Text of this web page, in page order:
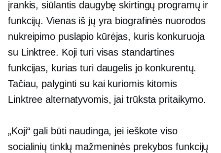
įrankis, siūlantis daugybę skirtingų programų ir
funkcijų. Vienas iš jų yra biografinės nuorodos
nukreipimo puslapio kūrėjas, kuris konkuruoja
su Linktree. Koji turi visas standartines
funkcijas, kurias turi daugelis jo konkurentų.
Tačiau, palyginti su kai kuriomis kitomis
Linktree alternatyvomis, jai trūksta pritaikymo.
„Koji“ gali būti naudinga, jei ieškote viso
socialinių tinklų mažmeninės prekybos funkcijų